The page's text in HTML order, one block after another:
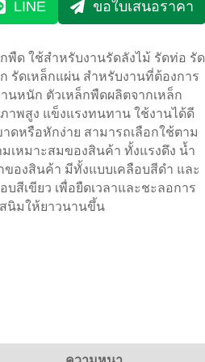
LINE ขอใบเสนอราคา
กพืด ใช้สำหรับงานรัดลังไม้ รัดท่อ รัด
รัดเหล็กแผ่น สำหรับงานที่ต้องการ
านหนัก ตัวเหล็กพืดผลิตจากเหล็ก
าพสูง แข็งแรงทนทาน ใช้งานได้ดี
ดหรือหักง่าย สามารถเลือกใช้ตาม
มเหมาะสมของสินค้า ทั้งแรงดึง น้ำ
ของสินค้า มีทั้งแบบเคลือบสีดำ และ
บสีเขียว เพื่อยืดเวลาและชะลอการ
สนิมให้ยาวนานขึ้น